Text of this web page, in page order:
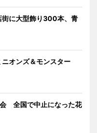
に大型飾り300本、青
オンズ＆モンスター
全国で中止になった花